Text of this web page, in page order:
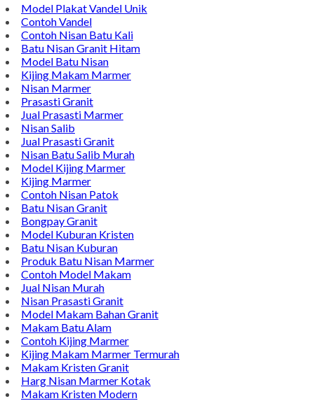
Model Plakat Vandel Unik
Contoh Vandel
Contoh Nisan Batu Kali
Batu Nisan Granit Hitam
Model Batu Nisan
Kijing Makam Marmer
Nisan Marmer
Prasasti Granit
Jual Prasasti Marmer
Nisan Salib
Jual Prasasti Granit
Nisan Batu Salib Murah
Model Kijing Marmer
Kijing Marmer
Contoh Nisan Patok
Batu Nisan Granit
Bongpay Granit
Model Kuburan Kristen
Batu Nisan Kuburan
Produk Batu Nisan Marmer
Contoh Model Makam
Jual Nisan Murah
Nisan Prasasti Granit
Model Makam Bahan Granit
Makam Batu Alam
Contoh Kijing Marmer
Kijing Makam Marmer Termurah
Makam Kristen Granit
Harg Nisan Marmer Kotak
Makam Kristen Modern